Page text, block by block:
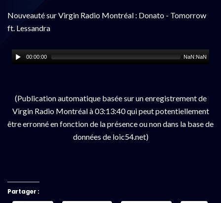
Nouveauté sur Virgin Radio Montréal : Donato - Tomorrow
ft. Lessandra
00:00:00 NaN:NaN
(Publication automatique basée sur un enregistrement de
Virgin Radio Montréal à 03:13:40 qui peut potentiellement
être erronné en fonction de la présence ou non dans la base de
données de loic54.net)
Partager :